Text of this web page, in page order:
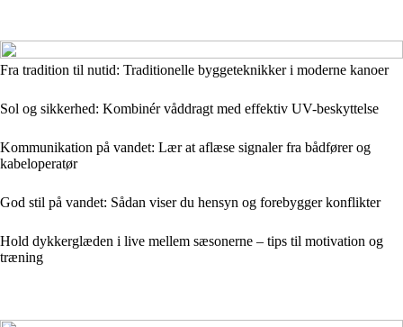
Fra tradition til nutid: Traditionelle byggeteknikker i moderne kanoer
Sol og sikkerhed: Kombinér våddragt med effektiv UV-beskyttelse
Kommunikation på vandet: Lær at aflæse signaler fra bådfører og
kabeloperatør
God stil på vandet: Sådan viser du hensyn og forebygger konflikter
Hold dykkerglæden i live mellem sæsonerne – tips til motivation og
træning